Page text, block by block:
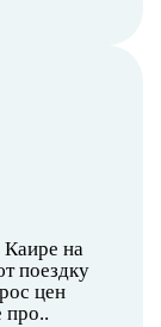
на
поездку
цен
про..